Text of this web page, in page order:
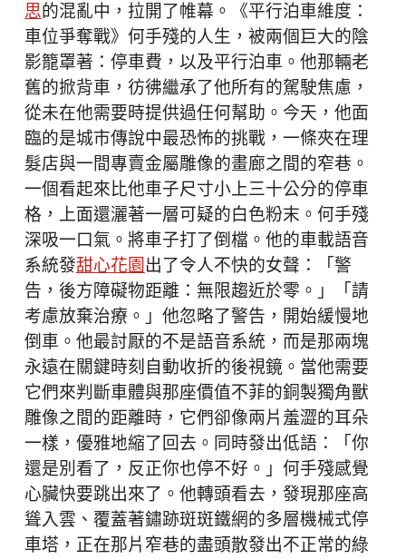
思的混亂中，拉開了帷幕。《平行泊車維度：
車位爭奪戰》何手殘的人生，被兩個巨大的陰
影籠罩著：停車費，以及平行泊車。他那輛老
舊的掀背車，彷彿繼承了他所有的駕駛焦慮，
從未在他需要時提供過任何幫助。今天，他面
臨的是城市傳說中最恐怖的挑戰，一條夾在理
髮店與一間專賣金屬雕像的畫廊之間的窄巷。
一個看起來比他車子尺寸小上三十公分的停車
格，上面還灑著一層可疑的白色粉末。何手殘
深吸一口氣。將車子打了倒檔。他的車載語音
系統發甜心花園出了令人不快的女聲：「警
告，後方障礙物距離：無限趨近於零。」「請
考慮放棄治療。」他忽略了警告，開始緩慢地
倒車。他最討厭的不是語音系統，而是那兩塊
永遠在關鍵時刻自動收折的後視鏡。當他需要
它們來判斷車體與那座價值不菲的銅製獨角獸
雕像之間的距離時，它們卻像兩片羞澀的耳朵
一樣，優雅地縮了回去。同時發出低語：「你
還是別看了，反正你也停不好。」何手殘感覺
心臟快要跳出來了。他轉頭看去，發現那座高
聳入雲、覆蓋著鏽跡斑斑鐵網的多層機械式停
車塔，正在那片窄巷的盡頭散發出不正常的綠